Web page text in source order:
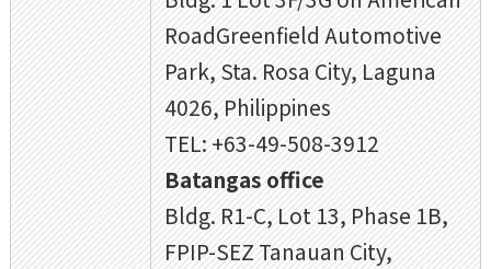
RoadGreenfield Automotive
Park, Sta. Rosa City, Laguna
4026, Philippines
TEL: +63-49-508-3912
Batangas office
Bldg. R1-C, Lot 13, Phase 1B,
FPIP-SEZ Tanauan City,